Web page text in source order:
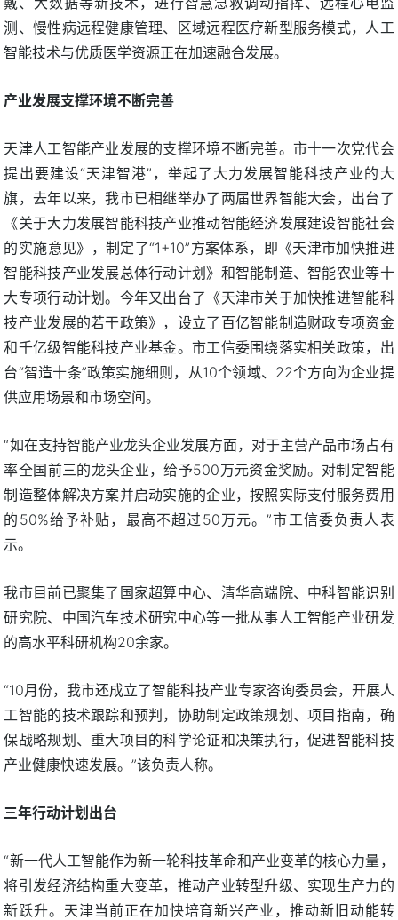
测、慢性病远程健康管理、区域远程医疗新型服务模式，人工
智能技术与优质医学资源正在加速融合发展。
产业发展支撑环境不断完善
天津人工智能产业发展的支撑环境不断完善。市十一次党代会
提出要建设“天津智港”，举起了大力发展智能科技产业的大
旗，去年以来，我市已相继举办了两届世界智能大会，出台了
《关于大力发展智能科技产业推动智能经济发展建设智能社会
的实施意见》，制定了“1+10”方案体系，即《天津市加快推进
智能科技产业发展总体行动计划》和智能制造、智能农业等十
大专项行动计划。今年又出台了《天津市关于加快推进智能科
技产业发展的若干政策》，设立了百亿智能制造财政专项资金
和千亿级智能科技产业基金。市工信委围绕落实相关政策，出
台“智造十条”政策实施细则，从10个领域、22个方向为企业提
供应用场景和市场空间。
“如在支持智能产业龙头企业发展方面，对于主营产品市场占有
率全国前三的龙头企业，给予500万元资金奖励。对制定智能
制造整体解决方案并启动实施的企业，按照实际支付服务费用
的50%给予补贴，最高不超过50万元。”市工信委负责人表
示。
我市目前已聚集了国家超算中心、清华高端院、中科智能识别
研究院、中国汽车技术研究中心等一批从事人工智能产业研发
的高水平科研机构20余家。
“10月份，我市还成立了智能科技产业专家咨询委员会，开展人
工智能的技术跟踪和预判，协助制定政策规划、项目指南，确
保战略规划、重大项目的科学论证和决策执行，促进智能科技
产业健康快速发展。”该负责人称。
三年行动计划出台
“新一代人工智能作为新一轮科技革命和产业变革的核心力量，
将引发经济结构重大变革，推动产业转型升级、实现生产力的
新跃升。天津当前正在加快培育新兴产业，推动新旧动能转